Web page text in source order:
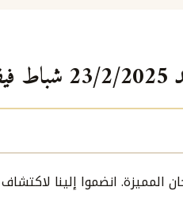
المميزة. انضموا إلينا